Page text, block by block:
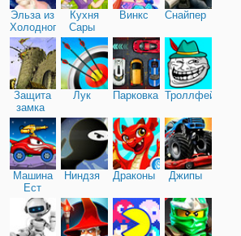
Эльза из
Холодного
сердца
Кухня
Сары
Винкс Снайпер
Защита
замка
Лук Парковка Троллфейс
Машина
Ест
Машину
Ниндзя Драконы Джипы